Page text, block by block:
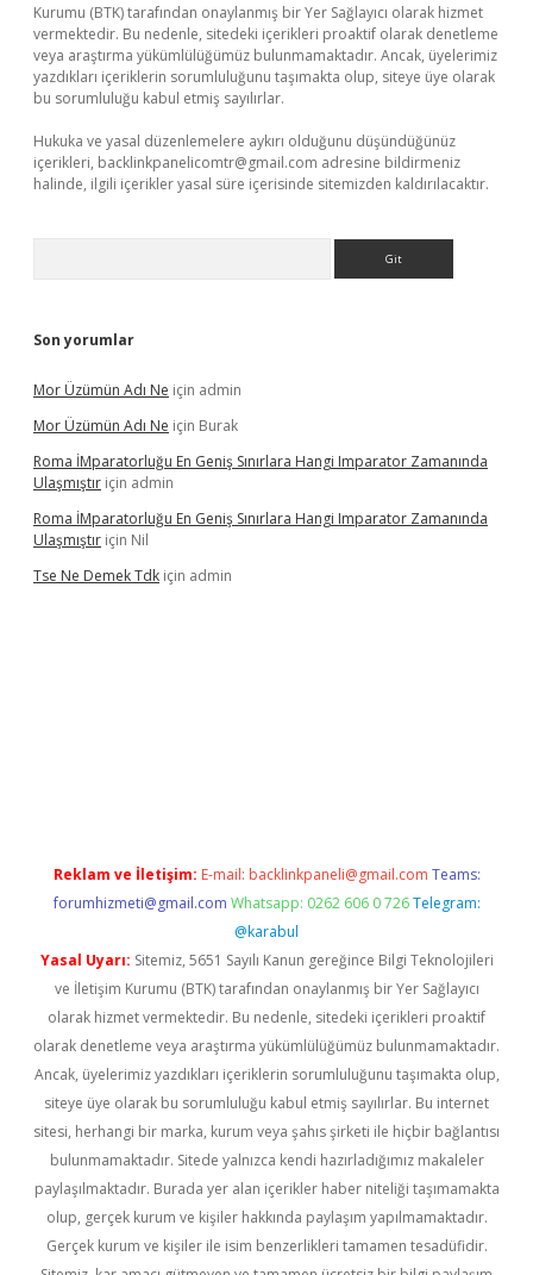
Kurumu (BTK) tarafından onaylanmış bir Yer Sağlayıcı olarak hizmet
vermektedir. Bu nedenle, sitedeki içerikleri proaktif olarak denetleme
veya araştırma yükümlülüğümüz bulunmamaktadır. Ancak, üyelerimiz
yazdıkları içeriklerin sorumluluğunu taşımakta olup, siteye üye olarak
bu sorumluluğu kabul etmiş sayılırlar.
Hukuka ve yasal düzenlemelere aykırı olduğunu düşündüğünüz
içerikleri, backlinkpanelicomtr@gmail.com adresine bildirmeniz
halinde, ilgili içerikler yasal süre içerisinde sitemizden kaldırılacaktır.
Son yorumlar
Mor Üzümün Adı Ne için admin
Mor Üzümün Adı Ne için Burak
Roma İMparatorluğu En Geniş Sınırlara Hangi Imparator Zamanında
Ulaşmıştır için admin
Roma İMparatorluğu En Geniş Sınırlara Hangi Imparator Zamanında
Ulaşmıştır için Nil
Tse Ne Demek Tdk için admin
Reklam ve İletişim: E-mail: backlinkpaneli@gmail.com Teams:
forumhizmeti@gmail.com Whatsapp: 0262 606 0 726 Telegram:
@karabul
Yasal Uyarı: Sitemiz, 5651 Sayılı Kanun gereğince Bilgi Teknolojileri
ve İletişim Kurumu (BTK) tarafından onaylanmış bir Yer Sağlayıcı
olarak hizmet vermektedir. Bu nedenle, sitedeki içerikleri proaktif
olarak denetleme veya araştırma yükümlülüğümüz bulunmamaktadır.
Ancak, üyelerimiz yazdıkları içeriklerin sorumluluğunu taşımakta olup,
siteye üye olarak bu sorumluluğu kabul etmiş sayılırlar. Bu internet
sitesi, herhangi bir marka, kurum veya şahıs şirketi ile hiçbir bağlantısı
bulunmamaktadır. Sitede yalnızca kendi hazırladığımız makaleler
paylaşılmaktadır. Burada yer alan içerikler haber niteliği taşımamakta
olup, gerçek kurum ve kişiler hakkında paylaşım yapılmamaktadır.
Gerçek kurum ve kişiler ile isim benzerlikleri tamamen tesadüfidir.